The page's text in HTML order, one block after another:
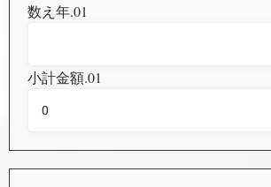
数え年.01
小計金額.01